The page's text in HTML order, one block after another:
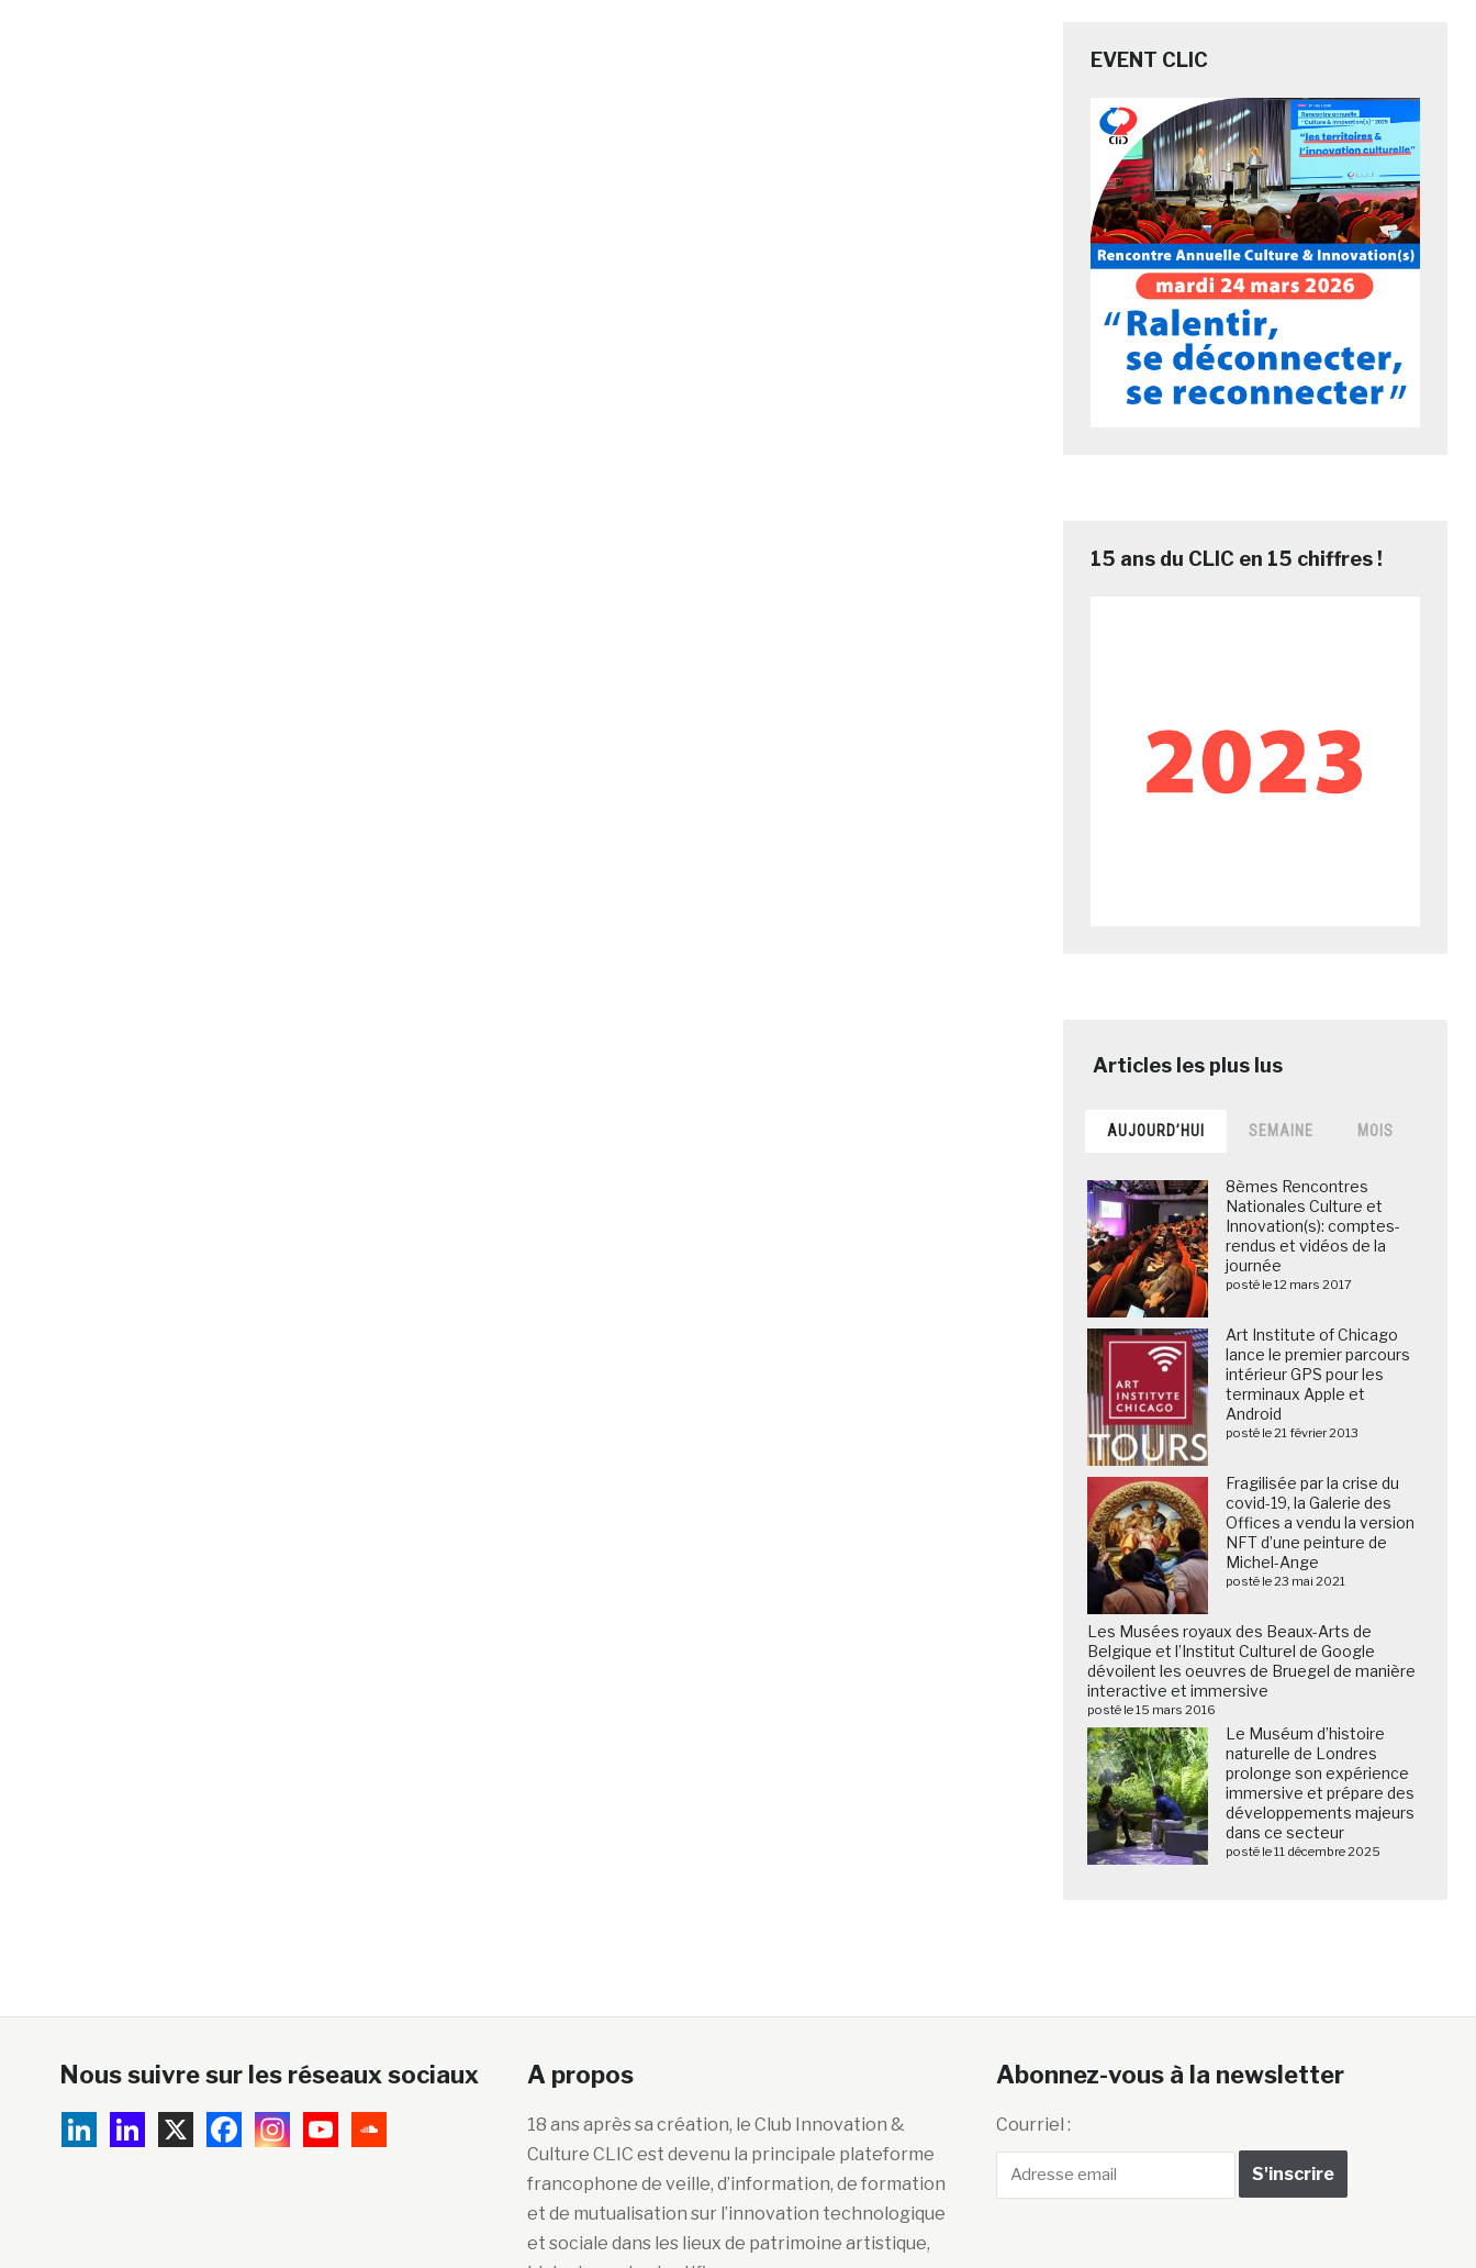
EVENT CLIC
15 ans du CLIC en 15 chiffres !
AUJOURD’HUI SEMAINE MOIS
8èmes Rencontres
Nationales Culture et
Innovation(s): comptes-
rendus et vidéos de la
journée
posté le 12 mars 2017
Art Institute of Chicago
lance le premier parcours
intérieur GPS pour les
terminaux Apple et
Android
posté le 21 février 2013
Fragilisée par la crise du
covid-19, la Galerie des
Offices a vendu la version
NFT d’une peinture de
Michel-Ange
posté le 23 mai 2021
Les Musées royaux des Beaux-Arts de
Belgique et l’Institut Culturel de Google
dévoilent les oeuvres de Bruegel de manière
interactive et immersive
posté le 15 mars 2016
Le Muséum d’histoire
naturelle de Londres
prolonge son expérience
immersive et prépare des
développements majeurs
dans ce secteur
posté le 11 décembre 2025
Nous suivre sur les réseaux sociaux A propos
18 ans après sa création, le Club Innovation &
Culture CLIC est devenu la principale plateforme
francophone de veille, d’information, de formation
et de mutualisation sur l’innovation technologique
et sociale dans les lieux de patrimoine artistique,
Abonnez-vous à la newsletter
Courriel :